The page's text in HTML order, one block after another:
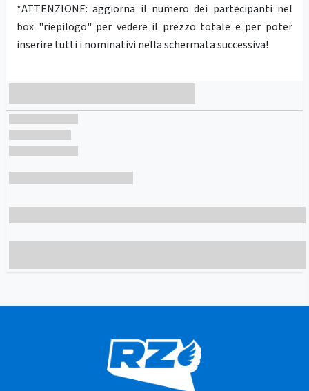
*ATTENZIONE: aggiorna il numero dei partecipanti nel
box "riepilogo" per vedere il prezzo totale e per poter
inserire tutti i nominativi nella schermata successiva!